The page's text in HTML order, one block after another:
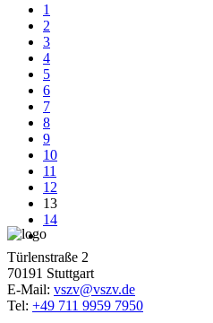
1
2
3
4
5
6
7
8
9
10
11
12
13
14
Türlenstraße 2
70191 Stuttgart
E-Mail: vszv@vszv.de
Tel: +49 711 9959 7950